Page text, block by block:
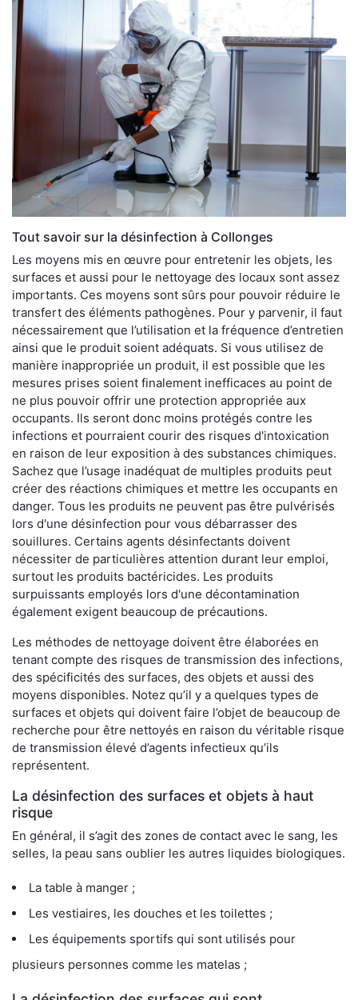
Tout savoir sur la désinfection à Collonges
Les moyens mis en œuvre pour entretenir les objets, les
surfaces et aussi pour le nettoyage des locaux sont assez
importants. Ces moyens sont sûrs pour pouvoir réduire le
transfert des éléments pathogènes. Pour y parvenir, il faut
nécessairement que l’utilisation et la fréquence d’entretien
ainsi que le produit soient adéquats. Si vous utilisez de
manière inappropriée un produit, il est possible que les
mesures prises soient finalement inefficaces au point de
ne plus pouvoir offrir une protection appropriée aux
occupants. Ils seront donc moins protégés contre les
infections et pourraient courir des risques d'intoxication
en raison de leur exposition à des substances chimiques.
Sachez que l’usage inadéquat de multiples produits peut
créer des réactions chimiques et mettre les occupants en
danger. Tous les produits ne peuvent pas être pulvérisés
lors d'une désinfection pour vous débarrasser des
souillures. Certains agents désinfectants doivent
nécessiter de particulières attention durant leur emploi,
surtout les produits bactéricides. Les produits
surpuissants employés lors d'une décontamination
également exigent beaucoup de précautions.
Les méthodes de nettoyage doivent être élaborées en
tenant compte des risques de transmission des infections,
des spécificités des surfaces, des objets et aussi des
moyens disponibles. Notez qu’il y a quelques types de
surfaces et objets qui doivent faire l’objet de beaucoup de
recherche pour être nettoyés en raison du véritable risque
de transmission élevé d’agents infectieux qu’ils
représentent.
La désinfection des surfaces et objets à haut
risque
En général, il s’agit des zones de contact avec le sang, les
selles, la peau sans oublier les autres liquides biologiques.
La table à manger ;
Les vestiaires, les douches et les toilettes ;
Les équipements sportifs qui sont utilisés pour
plusieurs personnes comme les matelas ;